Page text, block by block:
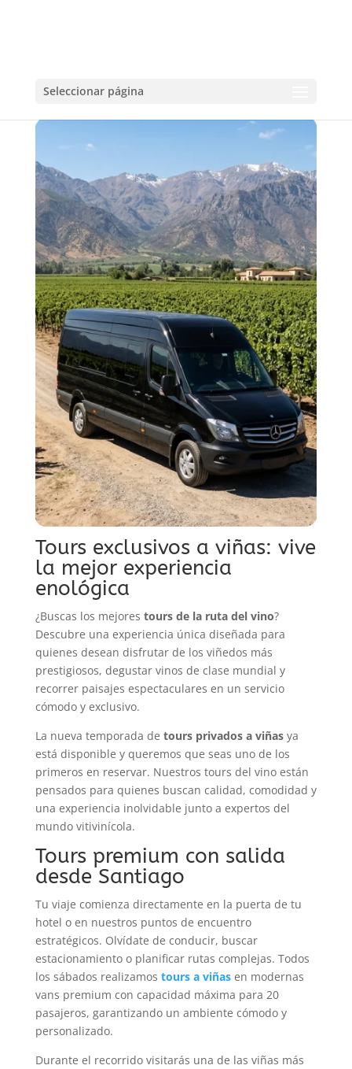
Seleccionar página
VANS
Tours exclusivos a viñas: vive
la mejor experiencia
enológica
¿Buscas los mejores tours de la ruta del vino?
Descubre una experiencia única diseñada para
quienes desean disfrutar de los viñedos más
prestigiosos, degustar vinos de clase mundial y
recorrer paisajes espectaculares en un servicio
cómodo y exclusivo.
La nueva temporada de tours privados a viñasya
está disponible y queremos que seas uno de los
primeros en reservar. Nuestros tours del vino están
pensados para quienes buscan calidad, comodidad y
una experiencia inolvidable junto a expertos del
mundo vitivinícola.
Tours premium con salida
desde Santiago
Tu viaje comienza directamente en la puerta de tu
hotel o en nuestros puntos de encuentro
estratégicos. Olvídate de conducir, buscar
estacionamiento o planificar rutas complejas. Todos
los sábados realizamos tours a viñasen modernas
vans premium con capacidad máxima para 20
pasajeros, garantizando un ambiente cómodo y
personalizado.
Durante el recorrido visitarás una de las viñas más